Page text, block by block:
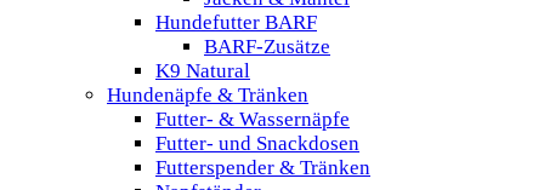
Hundefutter BARF
BARF-Zusätze
K9 Natural
Hundenäpfe & Tränken
Futter- & Wassernäpfe
Futter- und Snackdosen
Futterspender & Tränken